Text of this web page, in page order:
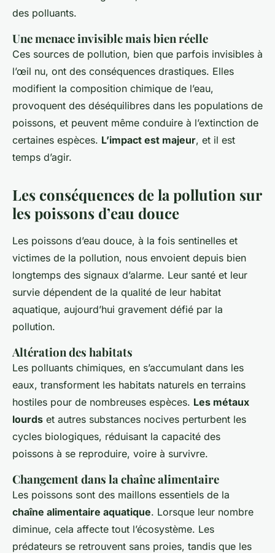
des polluants.
Une menace invisible mais bien réelle
Ces sources de pollution, bien que parfois invisibles à
l’œil nu, ont des conséquences drastiques. Elles
modifient la composition chimique de l’eau,
provoquent des déséquilibres dans les populations de
poissons, et peuvent même conduire à l’extinction de
certaines espèces. L’impact est majeur, et il est
temps d’agir.
Les conséquences de la pollution sur
les poissons d’eau douce
Les poissons d’eau douce, à la fois sentinelles et
victimes de la pollution, nous envoient depuis bien
longtemps des signaux d’alarme. Leur santé et leur
survie dépendent de la qualité de leur habitat
aquatique, aujourd’hui gravement défié par la
pollution.
Altération des habitats
Les polluants chimiques, en s’accumulant dans les
eaux, transforment les habitats naturels en terrains
hostiles pour de nombreuses espèces. Les métaux
lourds et autres substances nocives perturbent les
cycles biologiques, réduisant la capacité des
poissons à se reproduire, voire à survivre.
Changement dans la chaîne alimentaire
Les poissons sont des maillons essentiels de la
chaîne alimentaire aquatique. Lorsque leur nombre
diminue, cela affecte tout l’écosystème. Les
prédateurs se retrouvent sans proies, tandis que les